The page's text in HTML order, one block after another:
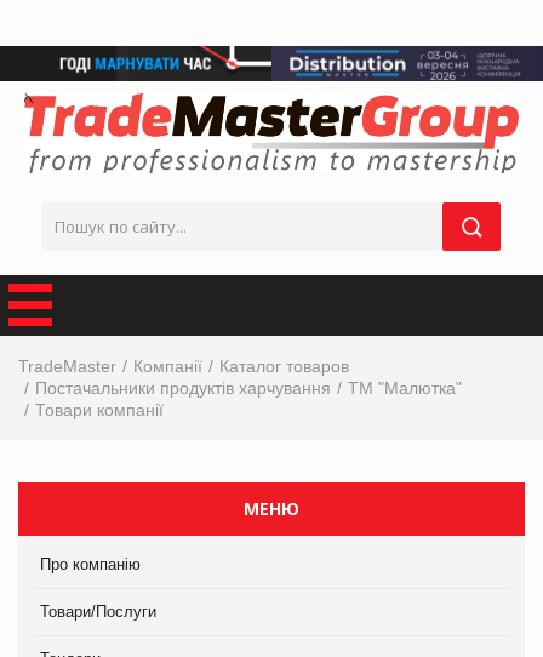
TradeMaster Компанії
Каталог товаров
Постачальники продуктів харчування
ТМ "Малютка"
Товари компанії
МЕНЮ
Про компанію
Товари/Послуги